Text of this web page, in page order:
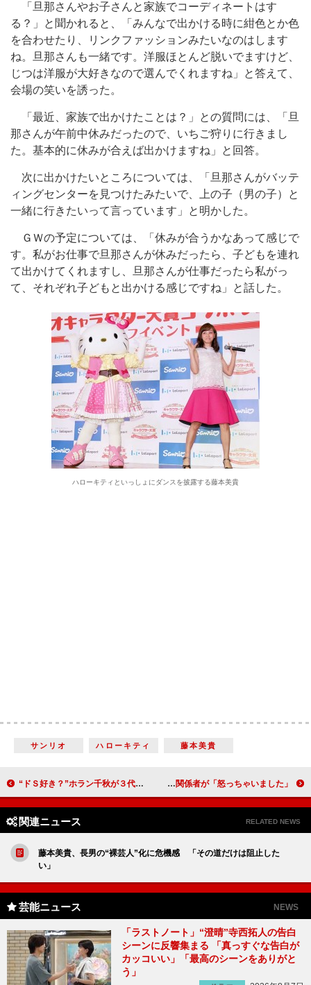
「旦那さんやお子さんと家族でコーディネートはす
る？」と聞かれると、「みんなで出かける時に紺色とか色
を合わせたり、リンクファッションみたいなのはします
ね。旦那さんも一緒です。洋服ほとんど脱いでますけど、
じつは洋服が大好きなので選んでくれますね」と答えて、
会場の笑いを誘った。
「最近、家族で出かけたことは？」との質問には、「旦
那さんが午前中休みだったので、いちご狩りに行きまし
た。基本的に休みが合えば出かけますね」と回答。
次に出かけたいところについては、「旦那さんがバッテ
ィングセンターを見つけたみたいで、上の子（男の子）と
一緒に行きたいって言っています」と明かした。
ＧＷの予定については、「休みが合うかなあって感じで
す。私がお仕事で旦那さんが休みだったら、子どもを連れ
て出かけてくれますし、旦那さんが仕事だったら私がっ
て、それぞれ子どもと出かける感じですね」と話した。
ハローキティといっしょにダンスを披露する藤本美貴
サンリオ ハローキティ 藤本美貴
“ドＳ好き？”ホラン千秋が３代目「海ドラニスト」に 「ちょっと強引な男性にキュンとする」 大泉洋「この映画は怖いんです！」 「真田丸」の関係者が「怒っちゃいました」
関連ニュース RELATED NEWS
藤本美貴、長男の“裸芸人”化に危機感 「その道だけは阻止した
い」
芸能ニュース NEWS
「ラストノート」“澄晴”寺西拓人の告白
シーンに反響集まる 「真っすぐな告白が
カッコいい」「最高のシーンをありがと
う」